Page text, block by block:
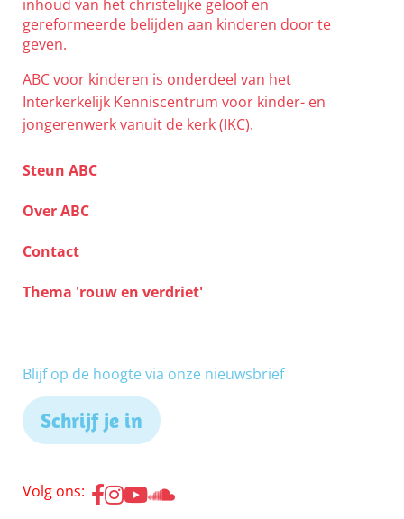
inhoud van het christelijke geloof en
gereformeerde belijden aan kinderen door te
geven.
ABC voor kinderen is onderdeel van het
Interkerkelijk Kenniscentrum voor kinder- en
jongerenwerk vanuit de kerk (IKC).
Steun ABC
Over ABC
Contact
Thema 'rouw en verdriet'
Blijf op de hoogte via onze nieuwsbrief
Schrijf je in
Volg ons: